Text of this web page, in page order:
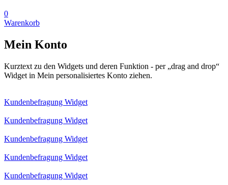
0
Warenkorb
Mein Konto
Kurztext zu den Widgets und deren Funktion - per „drag and drop“
Widget in Mein personalisiertes Konto ziehen.
Kundenbefragung Widget
Kundenbefragung Widget
Kundenbefragung Widget
Kundenbefragung Widget
Kundenbefragung Widget